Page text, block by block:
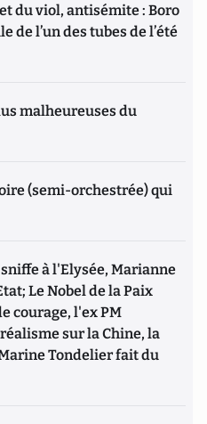
du viol, antisémite : Boro
de l’un des tubes de l’été
malheureuses du
(semi-orchestrée) qui
à l'Elysée, Marianne
Le Nobel de la Paix
courage, l'ex PM
sur la Chine, la
Tondelier fait du